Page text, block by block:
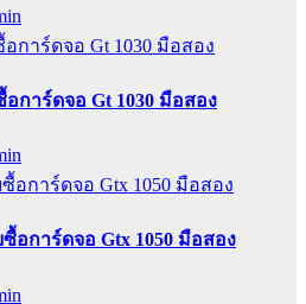
อการ์ดจอ Gt 1030 มือสอง
การ์ดจอ Gt 1030 มือสอง
อการ์ดจอ Gtx 1050 มือสอง
อการ์ดจอ Gtx 1050 มือสอง